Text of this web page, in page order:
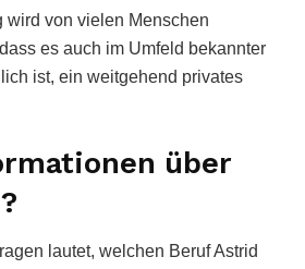
wird von vielen Menschen
es auch im Umfeld bekannter
ist, ein weitgehend privates
über
lautet, welchen Beruf Astrid